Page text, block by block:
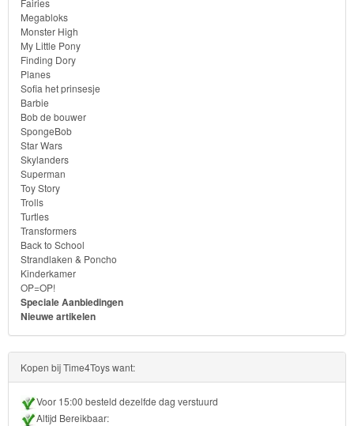
Bob
de
bouwer
SpongeBob
Star
Wars
Skylanders
Superman
Toy
Story
Trolls
Turtles
Transformers
Fairies
Megabloks
Monster High
My Little Pony
Finding Dory
Planes
Sofia het prinsesje
Barbie
Bob de bouwer
SpongeBob
Star Wars
Skylanders
Superman
Toy Story
Trolls
Turtles
Transformers
Back to School
Strandlaken & Poncho
Kinderkamer
OP=OP!
Speciale Aanbiedingen
Nieuwe artikelen
Kopen bij Time4Toys want:
Voor 15:00 besteld dezelfde dag verstuurd
Altijd Bereikbaar: